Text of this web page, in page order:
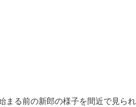
る前の新郎の様子を間近で見られ